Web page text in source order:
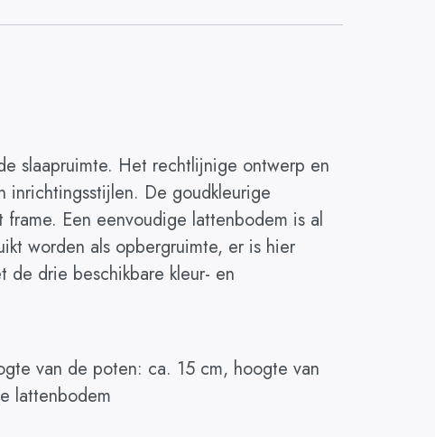
slaapruimte. Het rechtlijnige ontwerp en
De goudkleurige
Een eenvoudige lattenbodem is al
worden als opbergruimte, er is hier
drie beschikbare kleur- en
van de poten: ca. 15 cm, hoogte van
lattenbodem